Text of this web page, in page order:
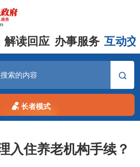
解读回应 办事服务 互动
长者模式
入住养老机构手续？